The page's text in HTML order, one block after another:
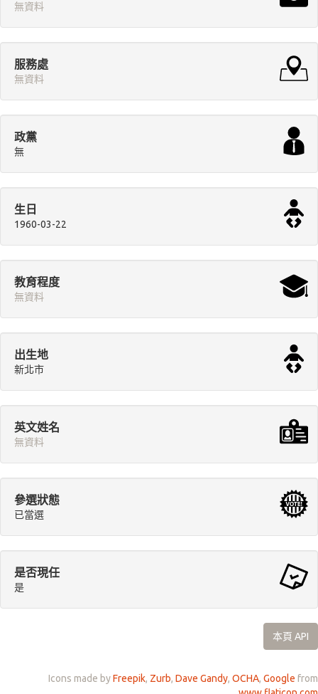
無資料
服務處
無資料
政黨
無
生日
1960-03-22
教育程度
無資料
出生地
新北市
英文姓名
無資料
參選狀態
已當選
是否現任
是
本頁 API
Icons made byFreepik, Zurb, Dave Gandy, OCHA, Google from